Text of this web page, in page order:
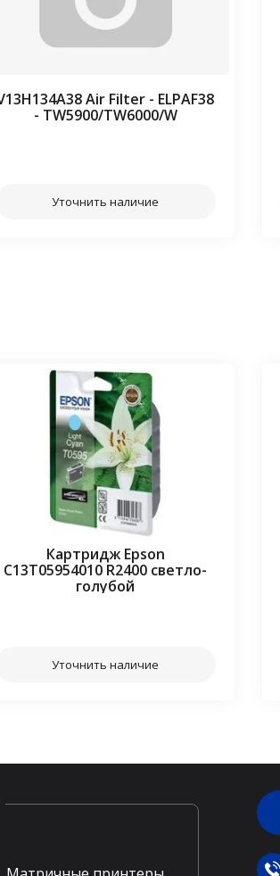
Air Filter - ELPAF38
- TW5900/TW6000/W
Уточнить наличие
Картридж Epson
C13T05954010 R2400 светло-
голубой
Уточнить наличие